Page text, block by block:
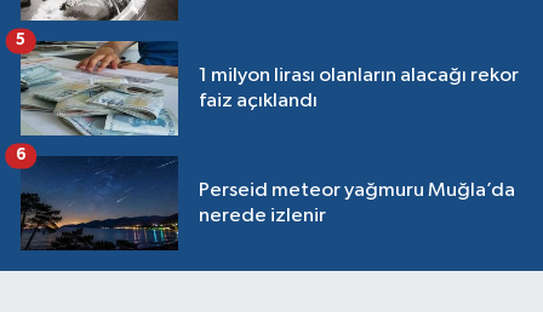
1 milyon lirası olanların alacağı rekor
faiz açıklandı
5
Perseid meteor yağmuru Muğla’da
nerede izlenir
6